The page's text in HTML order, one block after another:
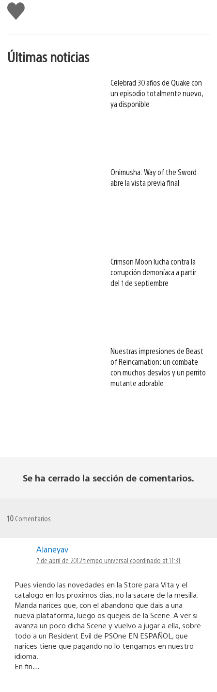
Me
gusta
Últimas noticias
Celebrad 30 años de Quake con
un episodio totalmente nuevo,
ya disponible
Onimusha: Way of the Sword
abre la vista previa final
Crimson Moon lucha contra la
corrupción demoníaca a partir
del 1 de septiembre
Nuestras impresiones de Beast
of Reincarnation: un combate
con muchos desvíos y un perrito
mutante adorable
Se ha cerrado la sección de comentarios.
10 Comentarios
Alaneyav
7 de abril de 2012 tiempo universal coordinado at 11:31
Pues viendo las novedades en la Store para Vita y el
catalogo en los proximos dias, no la sacare de la mesilla.
Manda narices que, con el abandono que dais a una
nueva plataforma, luego os quejeis de la Scene. A ver si
avanza un poco dicha Scene y vuelvo a jugar a ella, sobre
todo a un Resident Evil de PSOne EN ESPAÑOL, que
narices tiene que pagando no lo tengamos en nuestro
idioma.
En fin…